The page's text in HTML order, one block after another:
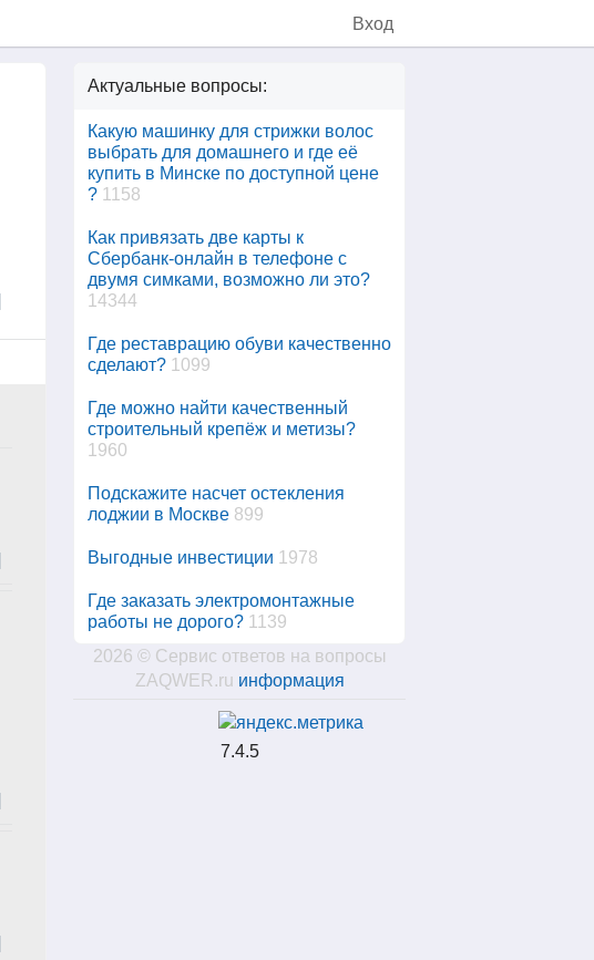
Вход
Актуальные вопросы:
Какую машинку для стрижки волос
выбрать для домашнего и где её
купить в Минске по доступной цене
? 1158
Как привязать две карты к
Сбербанк-онлайн в телефоне с
двумя симками, возможно ли это?
14344
Где реставрацию обуви качественно
сделают? 1099
Где можно найти качественный
строительный крепёж и метизы?
1960
Подскажите насчет остекления
лоджии в Москве 899
Выгодные инвестиции 1978
Где заказать электромонтажные
работы не дорого? 1139
2026 © Сервис ответов на вопросы
ZAQWER.ru информация
7.4.5